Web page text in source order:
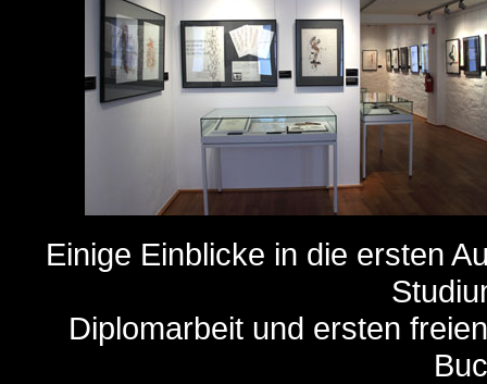
Einige Einblicke in die ersten
Diplomarbeit und ersten